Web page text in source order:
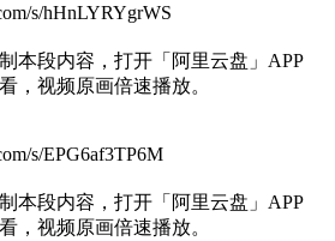
s/hHnLYRYgrWS
本段内容，打开「阿里云盘」APP
，视频原画倍速播放。
s/EPG6af3TP6M
本段内容，打开「阿里云盘」APP
，视频原画倍速播放。